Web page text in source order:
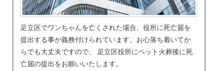
足立区でワンちゃんを亡くされた場合、役所に死亡届を
提出する事が義務付けられています。お心落ち着いてか
らでも大丈夫ですので、 足立区役所にペット火葬後に死
亡届の提出をお願いいたします。